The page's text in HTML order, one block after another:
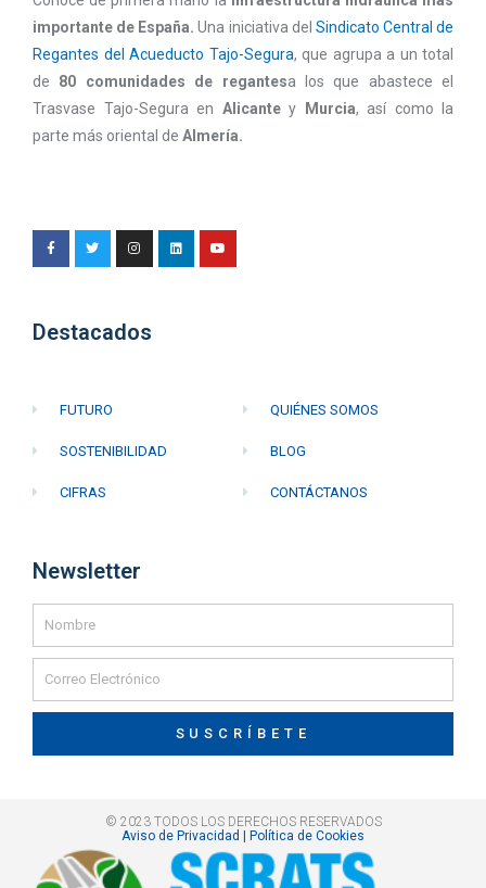
importante de España.Una iniciativa del Sindicato Central de
Regantes del Acueducto Tajo-Segura, que agrupa a un total
de 80 comunidades de regantesa los que abastece el
Trasvase Tajo-Segura en Alicante y Murcia, así como la
parte más oriental de Almería.
Destacados
FUTURO
SOSTENIBILIDAD
CIFRAS
QUIÉNES SOMOS
BLOG
CONTÁCTANOS
Newsletter
SUSCRÍBETE
© 2023 TODOS LOS DERECHOS RESERVADOS
Aviso de Privacidad | Política de Cookies